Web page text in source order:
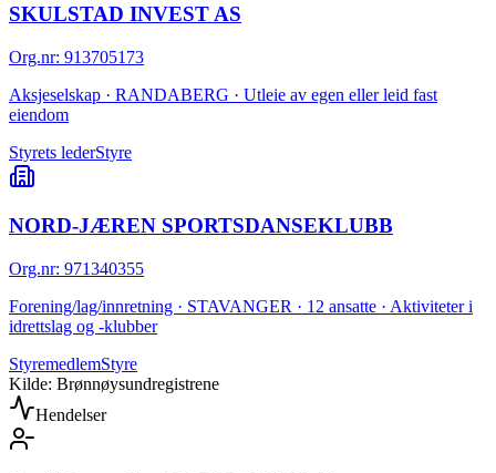
SKULSTAD INVEST AS
Org.nr: 913705173
Aksjeselskap · RANDABERG · Utleie av egen eller leid fast
eiendom
Styrets lederStyre
NORD-JÆREN SPORTSDANSEKLUBB
Org.nr: 971340355
Forening/lag/innretning · STAVANGER · 12 ansatte · Aktiviteter i
idrettslag og -klubber
StyremedlemStyre
Kilde: Brønnøysundregistrene
Hendelser